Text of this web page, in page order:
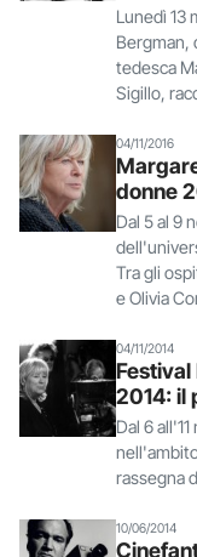
Lunedì 13
Bergman,
tedesca
Sigillo,
04/11/2016
donne
Dal 5 al 9
Tra gli
e Olivia
04/11/2014
Festival
2014: il
Dal 6
rassegna
10/06/2014